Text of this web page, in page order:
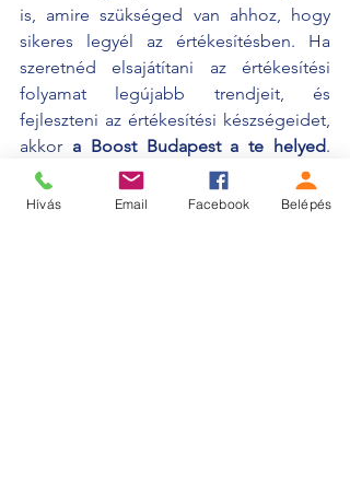
is, amire szükséged van ahhoz, hogy
sikeres legyél az értékesítésben. Ha
szeretnéd elsajátítani az értékesítési
folyamat legújabb trendjeit, és
fejleszteni az értékesítési készségeidet,
akkor a Boost Budapest a te helyed.
Gyere és csatlakozz hozzánk, hogy
teljes mértékben kiaknázd a
Hívás Email Facebook Belépés